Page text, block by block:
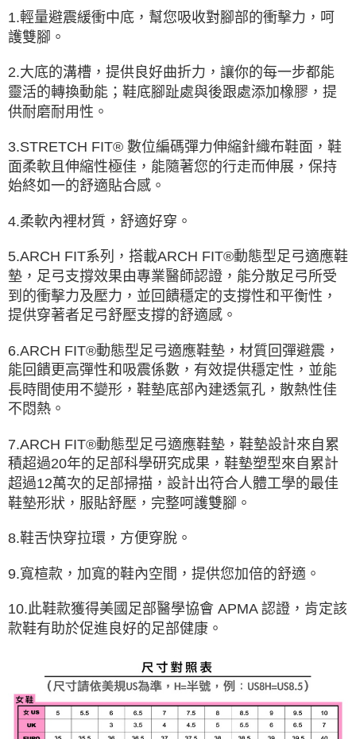
1.輕量避震緩衝中底，幫您吸收對腳部的衝擊力，呵
護雙腳。
2.大底的溝槽，提供良好曲折力，讓你的每一步都能
靈活的轉換動能；鞋底腳趾處與後跟處添加橡膠，提
供耐磨耐用性。
3.STRETCH FIT® 數位編碼彈力伸縮針織布鞋面，鞋
面柔軟且伸縮性極佳，能隨著您的行走而伸展，保持
始終如一的舒適貼合感。
4.柔軟內裡材質，舒適好穿。
5.ARCH FIT系列，搭載ARCH FIT®動態型足弓適應鞋
墊，足弓支撐效果由專業醫師認證，能分散足弓所受
到的衝擊力及壓力，並回饋穩定的支撐性和平衡性，
提供穿著者足弓舒壓支撐的舒適感。
6.ARCH FIT®動態型足弓適應鞋墊，材質回彈避震，
能回饋更高彈性和吸震係數，有效提供穩定性，並能
長時間使用不變形，鞋墊底部內建透氣孔，散熱性佳
不悶熱。
7.ARCH FIT®動態型足弓適應鞋墊，鞋墊設計來自累
積超過20年的足部科學研究成果，鞋墊塑型來自累計
超過12萬次的足部掃描，設計出符合人體工學的最佳
鞋墊形狀，服貼舒壓，完整呵護雙腳。
8.鞋舌快穿拉環，方便穿脫。
9.寬楦款，加寬的鞋內空間，提供您加倍的舒適。
10.此鞋款獲得美國足部醫學協會 APMA 認證，肯定該
款鞋有助於促進良好的足部健康。